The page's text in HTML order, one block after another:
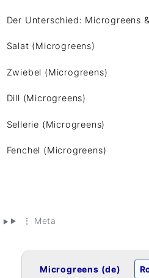
Der Unterschied: Microgreens
Salat (Microgreens)
Zwiebel (Microgreens)
Dill (Microgreens)
Sellerie (Microgreens)
Fenchel (Microgreens)
⋮ Meta
Microgreens (de)